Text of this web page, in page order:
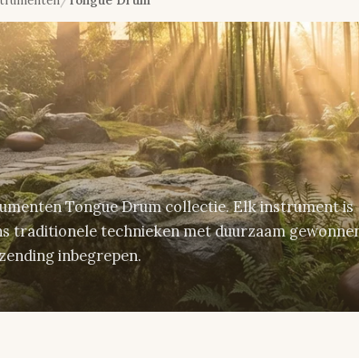
Tongue Drum collectie. Elk instrument is
traditionele technieken met duurzaam
inbegrepen.